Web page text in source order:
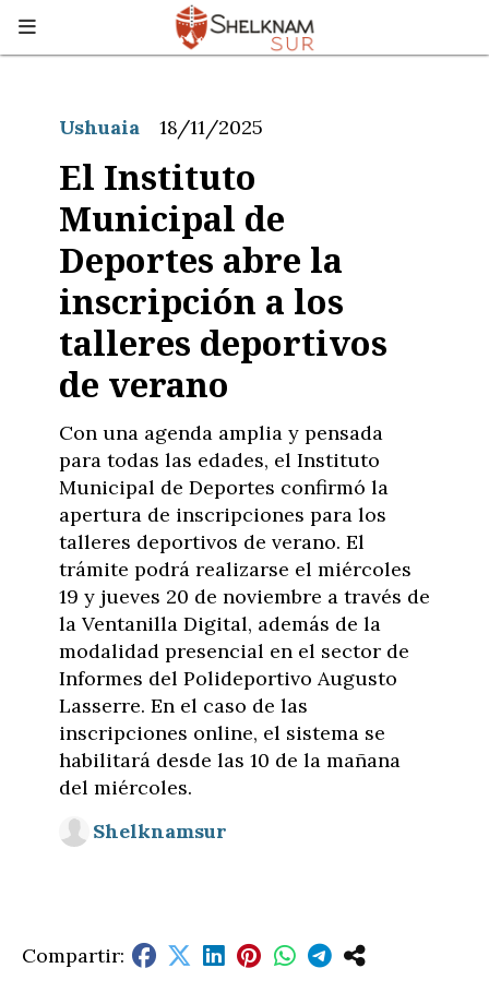
El Instituto
Municipal de
Deportes abre la
inscripción a los
talleres deportivos
de verano
Con una agenda amplia y pensada
para todas las edades, el Instituto
Municipal de Deportes confirmó la
apertura de inscripciones para los
talleres deportivos de verano. El
trámite podrá realizarse el miércoles
19 y jueves 20 de noviembre a través de
la Ventanilla Digital, además de la
modalidad presencial en el sector de
Informes del Polideportivo Augusto
Lasserre. En el caso de las
inscripciones online, el sistema se
habilitará desde las 10 de la mañana
del miércoles.
Ushuaia 18/11/2025
Shelknamsur